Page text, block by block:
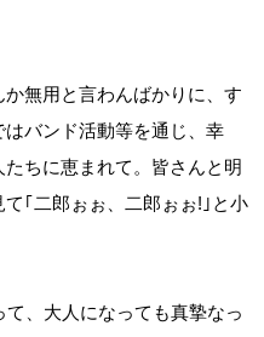
無用と言わんばかりに、す
バンド活動等を通じ、幸
ちに恵まれて。皆さんと明
｢二郎ぉぉ、二郎ぉぉ!｣と小
、大人になっても真摯なっ